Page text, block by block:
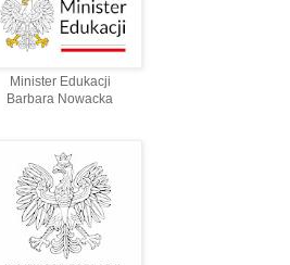
Minister Edukacji
Barbara Nowacka